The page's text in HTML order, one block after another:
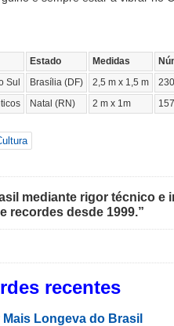
Estado Medidas
Sul
Brasília (DF) 2,5 m x 1,5 m
230
Natal (RN) 2 m x 1m 157
mediante rigor técnico e
recordes desde 1999.”
recentes
Mais Longeva do Brasil